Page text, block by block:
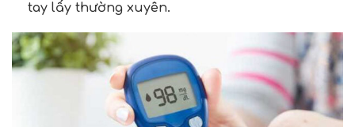
tay lấy thường xuyên.